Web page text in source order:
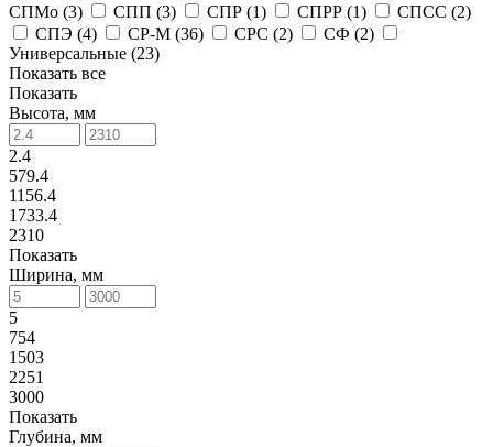
СПМо (3) СПП (3) СПР (1) СПРР (1) СПСС (2)
СПЭ (4) СР-М (36) СРС (2) СФ (2)
Универсальные (23)
Показать все
Показать
Высота, мм
2.4
579.4
1156.4
1733.4
2310
Показать
Ширина, мм
5
754
1503
2251
3000
Показать
Глубина, мм